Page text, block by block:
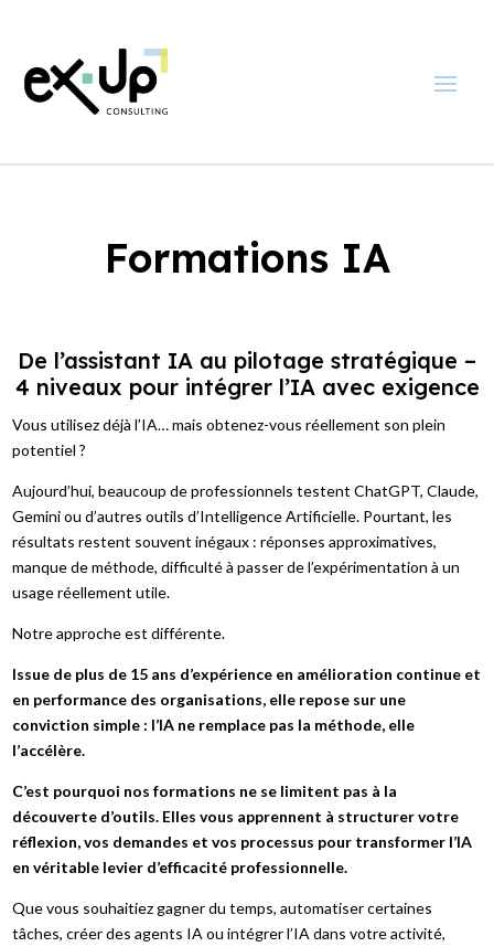
Formations IA
De l’assistant IA au pilotage stratégique –
4 niveaux pour intégrer l’IA avec exigence
Vous utilisez déjà l’IA… mais obtenez-vous réellement son plein
potentiel ?
Aujourd’hui, beaucoup de professionnels testent ChatGPT, Claude,
Gemini ou d’autres outils d’Intelligence Artificielle. Pourtant, les
résultats restent souvent inégaux : réponses approximatives,
manque de méthode, difficulté à passer de l’expérimentation à un
usage réellement utile.
Notre approche est différente.
Issue de plus de 15 ans d’expérience en amélioration continue et
en performance des organisations, elle repose sur une
conviction simple : l’IA ne remplace pas la méthode, elle
l’accélère.
C’est pourquoi nos formations ne se limitent pas à la
découverte d’outils. Elles vous apprennent à structurer votre
réflexion, vos demandes et vos processus pour transformer l’IA
en véritable levier d’efficacité professionnelle.
Que vous souhaitiez gagner du temps, automatiser certaines
tâches, créer des agents IA ou intégrer l’IA dans votre activité,